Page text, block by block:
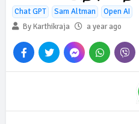
Chat GPT Sam Altman
Open AI
By Karthikraja
a year ago